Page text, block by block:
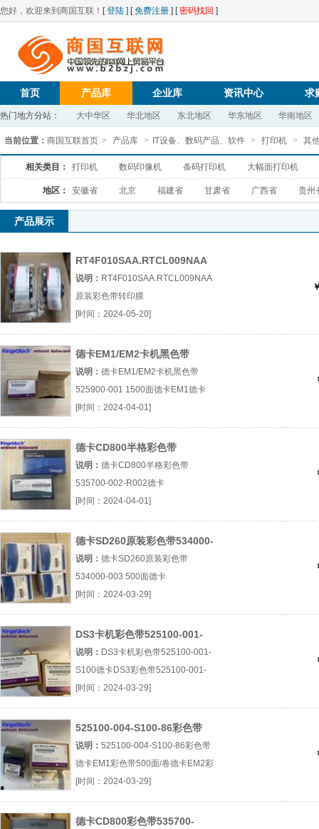
您好，欢迎来到商国互联！ [登陆 ] [免费注册 ] [密码找回 ]
首页 产品库 企业库 资讯中心 求
热门地方分站： 大中华区 华北地区 东北地区 华东地区 华南地区
当前位置： 商国互联首页 > 产品库 > IT设备、数码产品、软件 > 打印机 > 其
相关类目： 打印机 数码印像机 条码打印机 大幅面打印机
地区： 安徽省 北京 福建省 甘肃省 广西省 贵州
产品展示
RT4F010SAA.RTCL009NAA
原装彩色带转印膜
说明： RT4F010SAA.RTCL009NAA
原装彩色带转印膜
RT4F010SAARTCL009NAA原装彩
色带转印膜厂（...『RT4F010SAA』
[时间：2024-05-20]
德卡EM1/EM2卡机黑色带
525900-001 1500面
说明： 德卡EM1/EM2卡机黑色带
525900-001 1500面德卡EM1德卡
EM2黑色带1500面/卷厂（...『德卡
EM1』
[时间：2024-04-01]
德卡CD800半格彩色带
535700-002-R002
说明： 德卡CD800半格彩色带
535700-002-R002德卡
CD800535700-002-R002650面/卷
厂（...『德卡CD800』
[时间：2024-04-01]
德卡SD260原装彩色带534000-
003 500面
说明： 德卡SD260原装彩色带
534000-003 500面德卡
SD260534000-003彩色带500面/卷
厂（...『德卡SD260』
[时间：2024-03-29]
DS3卡机彩色带525100-001-
S100
说明： DS3卡机彩色带525100-001-
S100德卡DS3彩色带525100-001-
S100250面厂（...『德卡DS3彩色
带』
[时间：2024-03-29]
525100-004-S100-86彩色带
说明： 525100-004-S100-86彩色带
德卡EM1彩色带500面/卷德卡EM2彩
色带厂（...『德卡EM1彩色带』
[时间：2024-03-29]
德卡CD800彩色带535700-